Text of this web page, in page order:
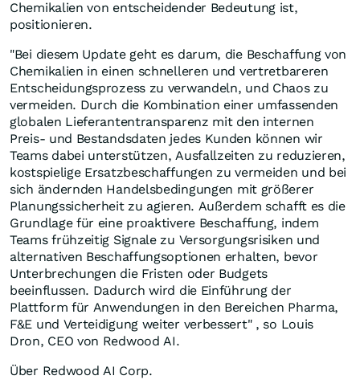
Chemikalien von entscheidender Bedeutung ist,
positionieren.
"Bei diesem Update geht es darum, die Beschaffung von
Chemikalien in einen schnelleren und vertretbareren
Entscheidungsprozess zu verwandeln, und Chaos zu
vermeiden. Durch die Kombination einer umfassenden
globalen Lieferantentransparenz mit den internen
Preis- und Bestandsdaten jedes Kunden können wir
Teams dabei unterstützen, Ausfallzeiten zu reduzieren,
kostspielige Ersatzbeschaffungen zu vermeiden und bei
sich ändernden Handelsbedingungen mit größerer
Planungssicherheit zu agieren. Außerdem schafft es die
Grundlage für eine proaktivere Beschaffung, indem
Teams frühzeitig Signale zu Versorgungsrisiken und
alternativen Beschaffungsoptionen erhalten, bevor
Unterbrechungen die Fristen oder Budgets
beeinflussen. Dadurch wird die Einführung der
Plattform für Anwendungen in den Bereichen Pharma,
F&E und Verteidigung weiter verbessert" , so Louis
Dron, CEO von Redwood AI.
Über Redwood AI Corp.